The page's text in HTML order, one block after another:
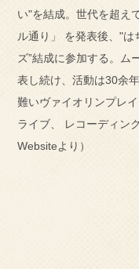
い"を結成。世代を超え
ル通り」 を発表後、"は
ズ”結成に参加する。ム
表し続け、活動は30余
難いヴァイオリンプレ
ライブ、 レコーディン
Websiteより）